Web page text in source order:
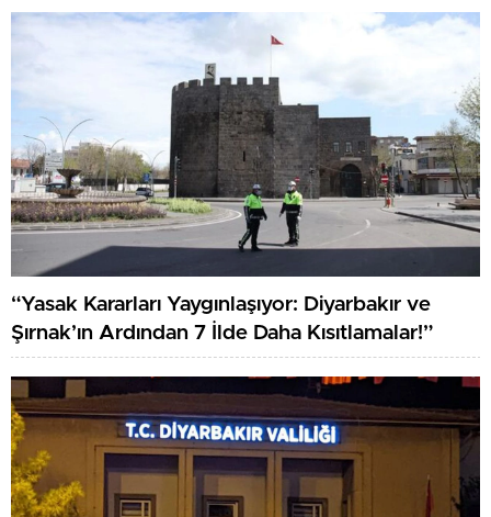
“Yasak Kararları Yaygınlaşıyor: Diyarbakır ve
Şırnak’ın Ardından 7 İlde Daha Kısıtlamalar!”